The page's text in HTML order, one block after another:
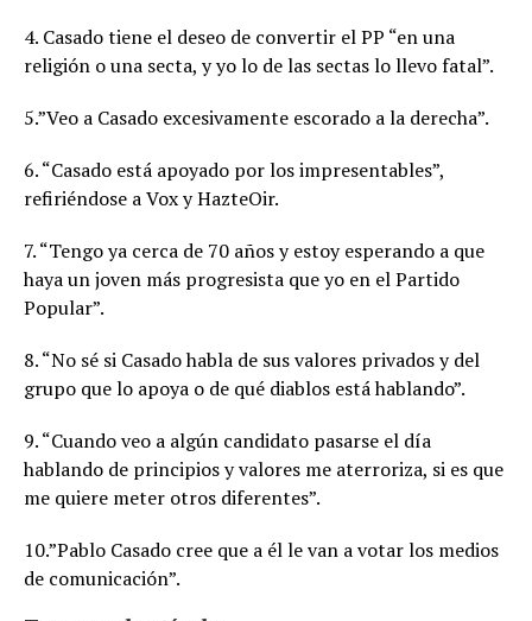
4. Casado tiene el deseo de convertir el PP “en una
religión o una secta, y yo lo de las sectas lo llevo fatal”.
5.”Veo a Casado excesivamente escorado a la derecha”.
6. “Casado está apoyado por los impresentables”,
refiriéndose a Vox y HazteOir.
7. “Tengo ya cerca de 70 años y estoy esperando a que
haya un joven más progresista que yo en el Partido
Popular”.
8. “No sé si Casado habla de sus valores privados y del
grupo que lo apoya o de qué diablos está hablando”.
9. “Cuando veo a algún candidato pasarse el día
hablando de principios y valores me aterroriza, si es que
me quiere meter otros diferentes”.
10.”Pablo Casado cree que a él le van a votar los medios
de comunicación”.